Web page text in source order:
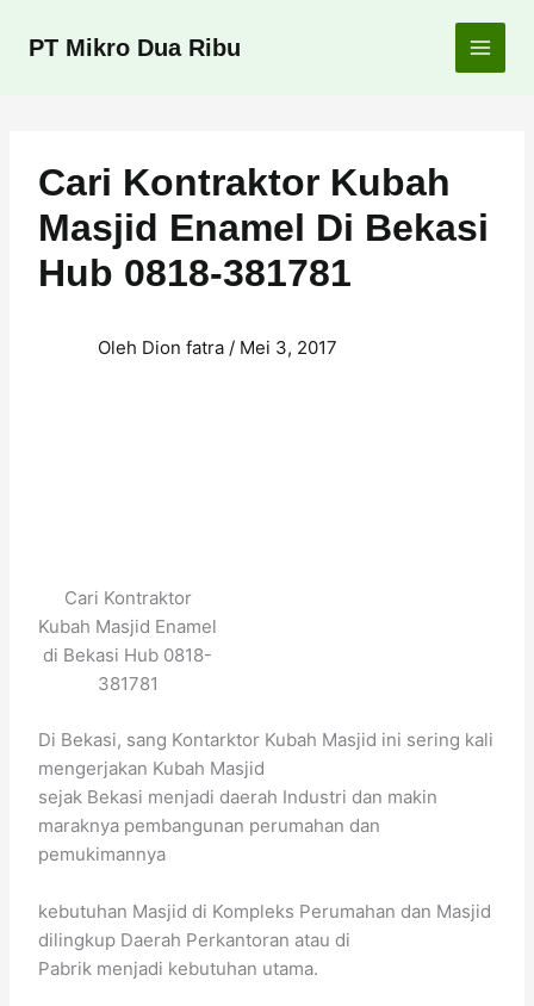
PT Mikro Dua Ribu
Cari Kontraktor Kubah
Masjid Enamel Di Bekasi
Hub 0818-381781
Oleh Dion fatra / Mei 3, 2017
Cari Kontraktor
Kubah Masjid Enamel
di Bekasi Hub 0818-
381781
Di Bekasi, sang Kontarktor Kubah Masjid ini sering kali
mengerjakan Kubah Masjid
sejak Bekasi menjadi daerah Industri dan makin
maraknya pembangunan perumahan dan
pemukimannya
kebutuhan Masjid di Kompleks Perumahan dan Masjid
dilingkup Daerah Perkantoran atau di
Pabrik menjadi kebutuhan utama.